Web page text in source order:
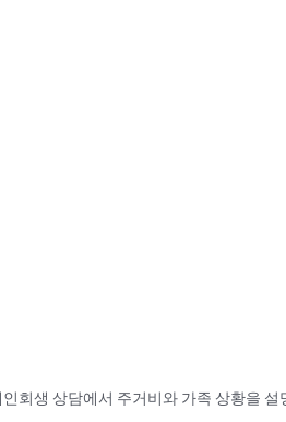
회생 상담에서 주거비와 가족 상황을 설